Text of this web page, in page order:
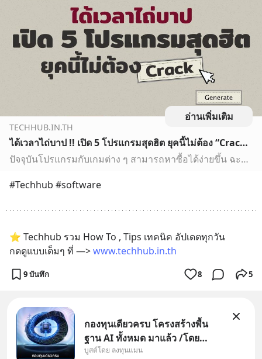
อ่านเพิ่มเติม
TECHHUB.IN.TH
ได้เวลาไถ่บาป !! เปิด 5 โปรแกรมสุดฮิต ยุคนี้ไม่ต้อง “Crack” แล้ว
ปัจจุบันโปรแกรมกับเกมต่าง ๆ สามารถหาซื้อได้ง่ายขึ้น ฉะนั้นจึงเป็นโอกาสดีที่จะได้เวลา ”ไถ่บาป” ดาวน์โหลดและซื้อใช้งานกันอย่างถูกต้องได้แล้ว
#Techhub #software
⭐️ Techhub รวม How To , Tips เทคนิค อัปเดตทุกวัน
กดดูแบบเต็มๆ ที่ —> www.techhub.in.th
9 บันทึก 8 5
กองทุนเดียวครบ โครงสร้างพื้น
ฐาน AI ทั้งหมด มาแล้ว /โดย
ลงทุนแมน AI Supercycle คือช่วง
บูสต์โดย ลงทุนแมน